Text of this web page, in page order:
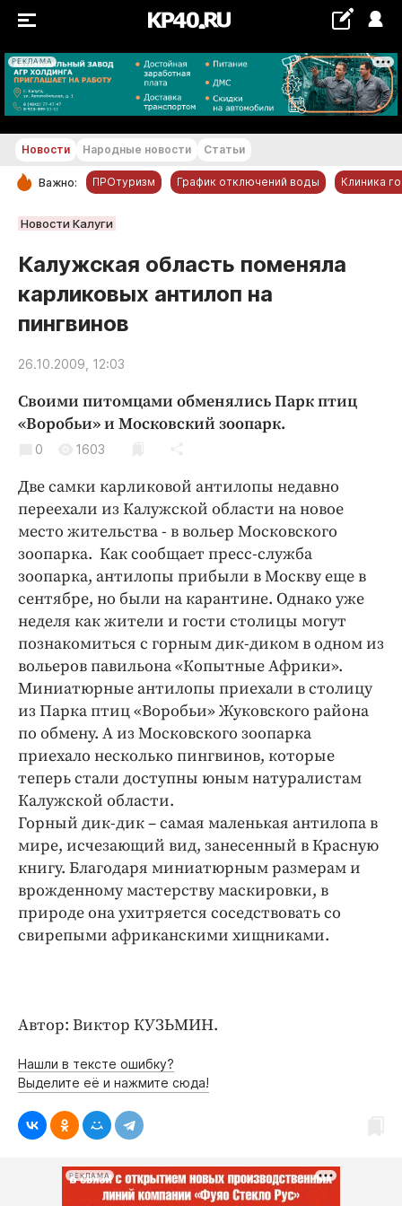
РЕКЛАМА
+16...+17 °С
РУБРИКИ
Новости компаний
Статьи
Народные новости
Авто и транспорт
Криминал
Культура
Образование
Погода
Праздники
Происшествия
Спорт
Экономика и бизнес
ПРОЕКТЫ
Блоги
Издания
Медиаперсона
Интересное чтиво
Клиника года
Бренд года
Работодатель года
Новости Народные новости Статьи
Важно: ПРОтуризм График отключений воды Клиника
Новости Калуги
Калужская область поменяла
карликовых антилоп на
пингвинов
26.10.2009, 12:03
Своими питомцами обменялись Парк птиц
«Воробьи» и Московский зоопарк.
0 1603
Две самки карликовой антилопы недавно
переехали из Калужской области на новое
место жительства - в вольер Московского
зоопарка. Как сообщает пресс-служба
зоопарка, антилопы прибыли в Москву еще в
сентябре, но были на карантине. Однако уже
неделя как жители и гости столицы могут
познакомиться с горным дик-диком в одном из
вольеров павильона «Копытные Африки».
Миниатюрные антилопы приехали в столицу
из Парка птиц «Воробьи» Жуковского района
по обмену. А из Московского зоопарка
приехало несколько пингвинов, которые
теперь стали доступны юным натуралистам
Калужской области.
Горный дик-дик – самая маленькая антилопа в
мире, исчезающий вид, занесенный в Красную
книгу. Благодаря миниатюрным размерам и
врожденному мастерству маскировки, в
природе она ухитряется соседствовать со
свирепыми африканскими хищниками.
Автор: Виктор КУЗЬМИН.
Нашли в тексте ошибку?
Выделите её и нажмите сюда!
РЕКЛАМА